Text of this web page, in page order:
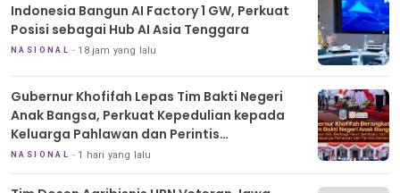
Indonesia Bangun AI Factory 1 GW, Perkuat
Posisi sebagai Hub AI Asia Tenggara
NASIONAL 18 jam yang lalu
Gubernur Khofifah Lepas Tim Bakti Negeri
Anak Bangsa, Perkuat Kepedulian kepada
Keluarga Pahlawan dan Perintis
Kemerdekaan
NASIONAL 1 hari yang lalu